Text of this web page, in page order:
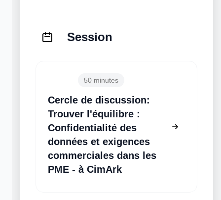
Session
50 minutes
Cercle de discussion:
Trouver l'équilibre :
Confidentialité des
données et exigences
commerciales dans les
PME - à CimArk